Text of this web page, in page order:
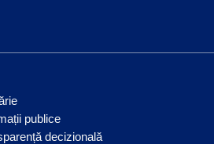
publice
decizională